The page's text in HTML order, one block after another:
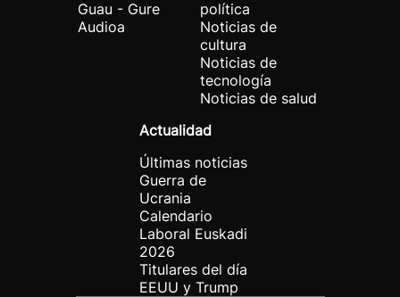
Guau - Gure
Audioa
política
Noticias de
cultura
Noticias de
tecnología
Noticias de salud
Actualidad
Últimas noticias
Guerra de
Ucrania
Calendario
Laboral Euskadi
2026
Titulares del día
EEUU y Trump